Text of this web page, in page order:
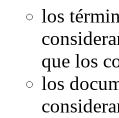
los
que los
los